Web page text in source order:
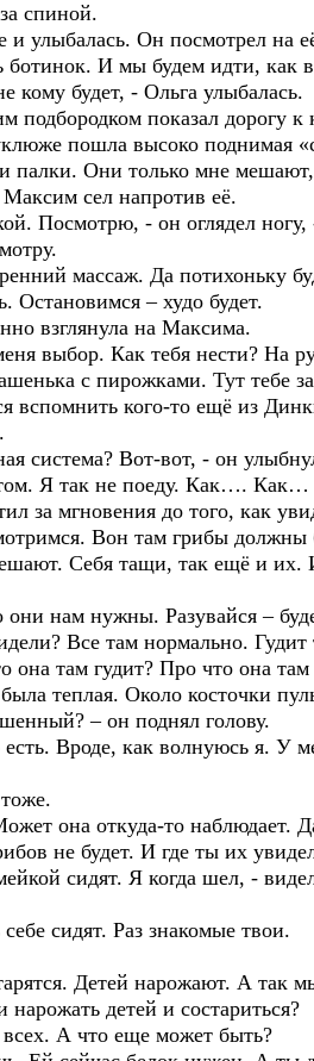
спиной.
улыбалась. Он посмотрел на
И мы будем идти, как в
кому будет, - Ольга улыбалась.
показал дорогу к
пошла высоко поднимая
Они только мне мешают, -
сел напротив её.
Посмотрю, - он оглядел ногу,
массаж. Да потихоньку
Остановимся – худо будет.
взглянула на Максима.
выбор. Как тебя нести? На
с пирожками. Тут тебе
кого-то ещё из
система? Вот-вот, - он
Я так не поеду. Как…. Как…
за мгновения до того, как
Вон там грибы должны
Себя тащи, так ещё и их.
нам нужны. Разувайся –
Все там нормально. Гудит
там гудит? Про что она там
теплая. Около косточки
– он поднял голову.
Вроде, как волнуюсь я. У
она откуда-то наблюдает.
не будет. И где ты их
сидят. Я когда шел, -
сидят. Раз знакомые твои.
Детей нарожают. А так
детей и состариться?
А что еще может быть?